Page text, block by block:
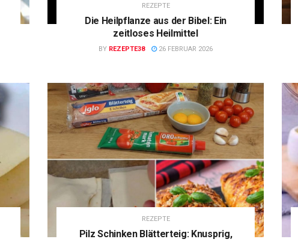
REZEPTE
Die Heilpflanze aus der Bibel: Ein
zeitloses Heilmittel
BY REZEPTE38 26 FEBRUAR 2026
REZEPTE
Pilz Schinken Blätterteig: Knusprig,